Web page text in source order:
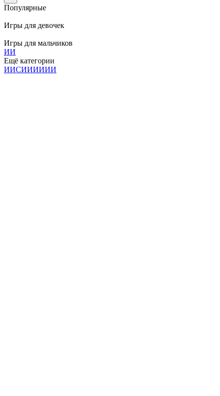
Популярные
Игры для девочек
Игры для мальчиков
ИИ
Ещё категории
ИИСИИИИИИ